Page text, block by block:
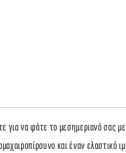
για να φάτε το μεσημεριανό σας
και έναν ελαστικό